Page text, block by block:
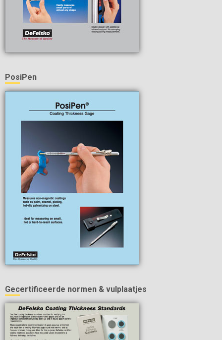
PosiPen
Gecertificeerde normen & vulplaatjes